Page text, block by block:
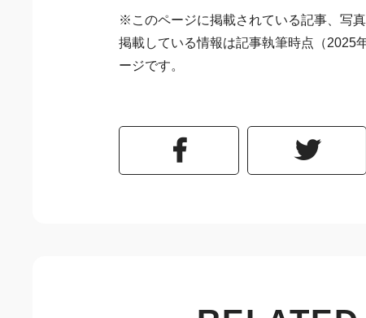
※このページに掲載されている記事、写
掲載している情報は記事執筆時点（2025
ージです。